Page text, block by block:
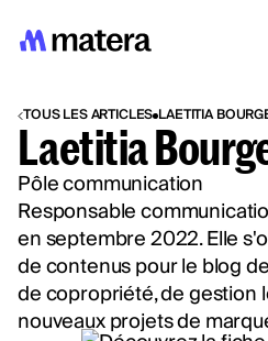
TOUS LES ARTICLES LAETITIA
Laetitia
Pôle communication
Responsable
en septembre 2022. Elle
de contenus pour le blog
de copropriété, de gestion
nouveaux projets de